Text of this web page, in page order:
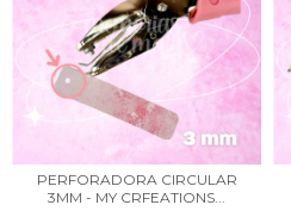
PERFORADORA CIRCULAR
3MM - MY CRFEATIONS...